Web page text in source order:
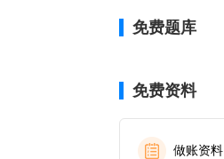
免费题库
免费资料
做账资料